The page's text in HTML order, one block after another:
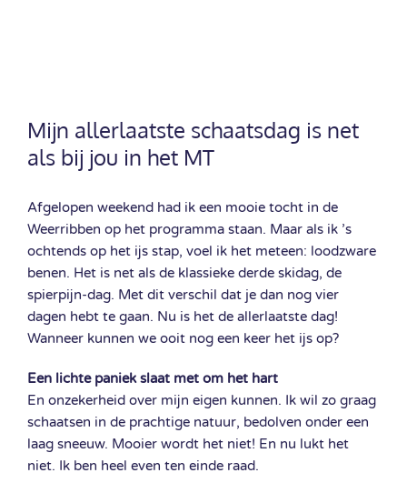
Mijn allerlaatste schaatsdag is net
als bij jou in het MT
Afgelopen weekend had ik een mooie tocht in de
Weerribben op het programma staan. Maar als ik ’s
ochtends op het ijs stap, voel ik het meteen: loodzware
benen. Het is net als de klassieke derde skidag, de
spierpijn-dag. Met dit verschil dat je dan nog vier
dagen hebt te gaan. Nu is het de allerlaatste dag!
Wanneer kunnen we ooit nog een keer het ijs op?
Een lichte paniek slaat met om het hart
En onzekerheid over mijn eigen kunnen. Ik wil zo graag
schaatsen in de prachtige natuur, bedolven onder een
laag sneeuw. Mooier wordt het niet! En nu lukt het
niet. Ik ben heel even ten einde raad.